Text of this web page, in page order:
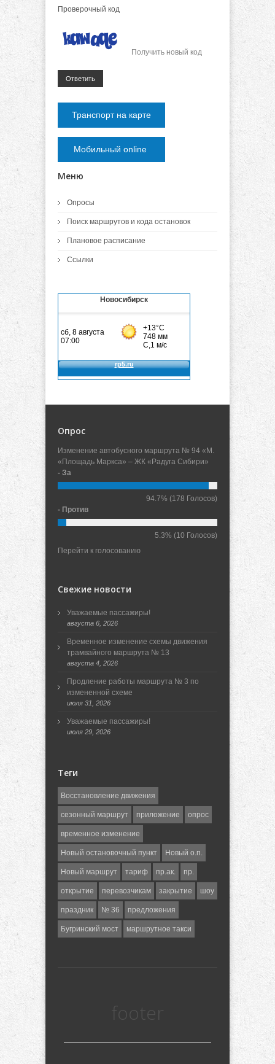
Проверочный код
Получить новый код
Ответить
Транспорт на карте
Мобильный online
Меню
Опросы
Поиск маршрутов и кода остановок
Плановое расписание
Ссылки
Новосибирск
Опрос
Изменение автобусного маршрута № 94 «М.
«Площадь Маркса» – ЖК «Радуга Сибири»
- За
94.7% (178 Голосов)
- Против
5.3% (10 Голосов)
Перейти к голосованию
Свежие новости
Уважаемые пассажиры!
августа 6, 2026
Временное изменение схемы движения
трамвайного маршрута № 13
августа 4, 2026
Продление работы маршрута № 3 по
измененной схеме
июля 31, 2026
Уважаемые пассажиры!
июля 29, 2026
Теги
Восстановление движения
сезонный маршрут приложение опрос
временное изменение
Новый остановочный пункт Новый о.п.
Новый маршрут тариф пр.ак. пр.
открытие перевозчикам закрытие шоу
праздник № 36 предложения
Бугринский мост маршрутное такси
footer